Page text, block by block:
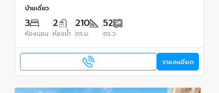
บ้านเดี่ยว
3
ห้องนอน
2
ห้องน้ำ
210
ตร.ม.
52
ตร.ว.
รายละเอียด